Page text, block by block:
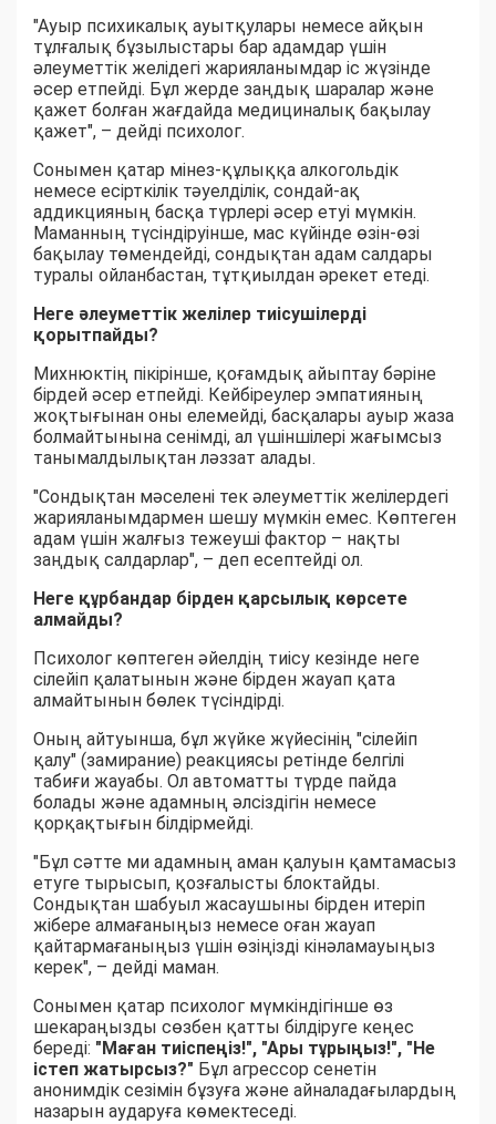
"Ауыр психикалық ауытқулары немесе айқын
тұлғалық бұзылыстары бар адамдар үшін
әлеуметтік желідегі жарияланымдар іс жүзінде
әсер етпейді. Бұл жерде заңдық шаралар және
қажет болған жағдайда медициналық бақылау
қажет", – дейді психолог.
Сонымен қатар мінез-құлыққа алкогольдік
немесе есірткілік тәуелділік, сондай-ақ
аддикцияның басқа түрлері әсер етуі мүмкін.
Маманның түсіндіруінше, мас күйінде өзін-өзі
бақылау төмендейді, сондықтан адам салдары
туралы ойланбастан, тұтқиылдан әрекет етеді.
Неге әлеуметтік желілер тиісушілерді
қорытпайды?
Михнюктің пікірінше, қоғамдық айыптау бәріне
бірдей әсер етпейді. Кейбіреулер эмпатияның
жоқтығынан оны елемейді, басқалары ауыр жаза
болмайтынына сенімді, ал үшіншілері жағымсыз
танымалдылықтан ләззат алады.
"Сондықтан мәселені тек әлеуметтік желілердегі
жарияланымдармен шешу мүмкін емес. Көптеген
адам үшін жалғыз тежеуші фактор – нақты
заңдық салдарлар", – деп есептейді ол.
Неге құрбандар бірден қарсылық көрсете
алмайды?
Психолог көптеген әйелдің тиісу кезінде неге
сілейіп қалатынын және бірден жауап қата
алмайтынын бөлек түсіндірді.
Оның айтуынша, бұл жүйке жүйесінің "сілейіп
қалу" (замирание) реакциясы ретінде белгілі
табиғи жауабы. Ол автоматты түрде пайда
болады және адамның әлсіздігін немесе
қорқақтығын білдірмейді.
"Бұл сәтте ми адамның аман қалуын қамтамасыз
етуге тырысып, қозғалысты блоктайды.
Сондықтан шабуыл жасаушыны бірден итеріп
жібере алмағаныңыз немесе оған жауап
қайтармағаныңыз үшін өзіңізді кінәламауыңыз
керек", – дейді маман.
Сонымен қатар психолог мүмкіндігінше өз
шекараңызды сөзбен қатты білдіруге кеңес
береді: "Маған тиіспеңіз!", "Ары тұрыңыз!", "Не
істеп жатырсыз?" Бұл агрессор сенетін
анонимдік сезімін бұзуға және айналадағылардың
назарын аударуға көмектеседі.